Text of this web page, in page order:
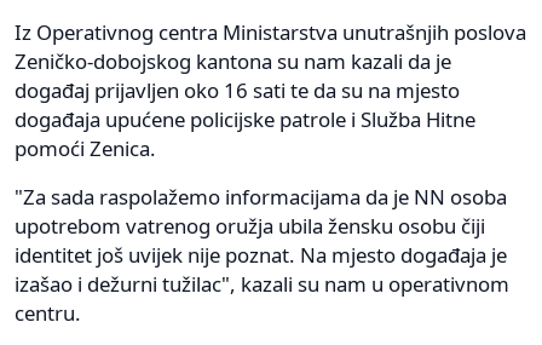
Iz Operativnog centra Ministarstva unutrašnjih poslova
Zeničko-dobojskog kantona su nam kazali da je
događaj prijavljen oko 16 sati te da su na mjesto
događaja upućene policijske patrole i Služba Hitne
pomoći Zenica.
"Za sada raspolažemo informacijama da je NN osoba
upotrebom vatrenog oružja ubila žensku osobu čiji
identitet još uvijek nije poznat. Na mjesto događaja je
izašao i dežurni tužilac", kazali su nam u operativnom
centru.